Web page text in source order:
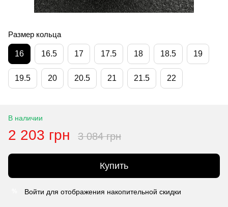
Размер кольца
16 16.5 17 17.5 18 18.5 19
19.5 20 20.5 21 21.5 22
В наличии
2 203 грн 3 084 грн
Купить
Войти для отображения накопительной скидки